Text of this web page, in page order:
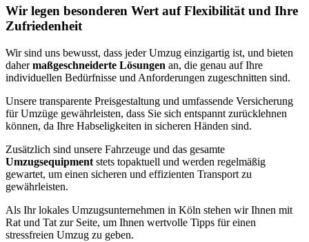
Wir legen besonderen Wert auf Flexibilität und Ihre
Zufriedenheit
Wir sind uns bewusst, dass jeder Umzug einzigartig ist, und bieten
dahermaßgeschneiderte Lösungen an, die genau auf Ihre
individuellen Bedürfnisse und Anforderungen zugeschnitten sind.
Unsere transparente Preisgestaltung und umfassende Versicherung
für Umzüge gewährleisten, dass Sie sich entspannt zurücklehnen
können, da Ihre Habseligkeiten in sicheren Händen sind.
Zusätzlich sind unsere Fahrzeuge und das gesamte
Umzugsequipment stets topaktuell und werden regelmäßig
gewartet, um einen sicheren und effizienten Transport zu
gewährleisten.
Als Ihr lokales Umzugsunternehmen in Köln stehen wir Ihnen mit
Rat und Tat zur Seite, um Ihnen wertvolle Tipps für einen
stressfreien Umzug zu geben.